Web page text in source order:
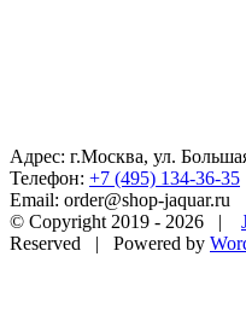
Адрес: г.Москва, ул.
Телефон: +7 (495) 134-36-35
Email: order@shop-jaquar.ru
© Copyright 2019 - 2026 |
Reserved | Powered by